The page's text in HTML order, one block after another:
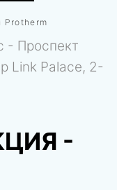
Protherm
- Проспект
Link Palace, 2-
-